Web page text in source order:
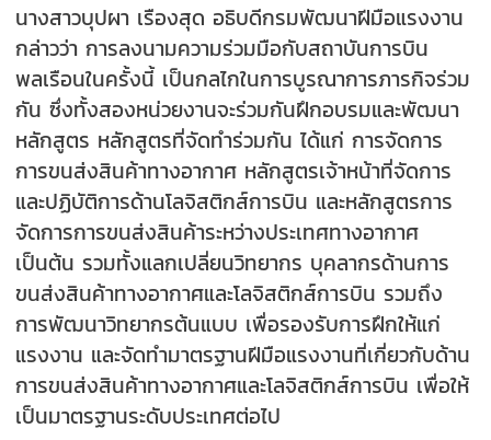
นางสาวบุปผา เรืองสุด อธิบดีกรมพัฒนาฝีมือแรงงาน
กล่าวว่า การลงนามความร่วมมือกับสถาบันการบิน
พลเรือนในครั้งนี้ เป็นกลไกในการบูรณาการภารกิจร่วม
กัน ซึ่งทั้งสองหน่วยงานจะร่วมกันฝึกอบรมและพัฒนา
หลักสูตร หลักสูตรที่จัดทำร่วมกัน ได้แก่ การจัดการ
การขนส่งสินค้าทางอากาศ หลักสูตรเจ้าหน้าที่จัดการ
และปฏิบัติการด้านโลจิสติกส์การบิน และหลักสูตรการ
จัดการการขนส่งสินค้าระหว่างประเทศทางอากาศ
เป็นต้น รวมทั้งแลกเปลี่ยนวิทยากร บุคลากรด้านการ
ขนส่งสินค้าทางอากาศและโลจิสติกส์การบิน รวมถึง
การพัฒนาวิทยากรต้นแบบ เพื่อรองรับการฝึกให้แก่
แรงงาน และจัดทำมาตรฐานฝีมือแรงงานที่เกี่ยวกับด้าน
การขนส่งสินค้าทางอากาศและโลจิสติกส์การบิน เพื่อให้
เป็นมาตรฐานระดับประเทศต่อไป